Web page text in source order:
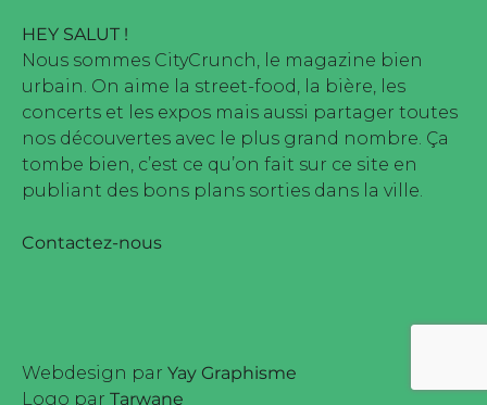
HEY SALUT !
Nous sommes CityCrunch, le magazine bien
urbain. On aime la street-food, la bière, les
concerts et les expos mais aussi partager toutes
nos découvertes avec le plus grand nombre. Ça
tombe bien, c’est ce qu’on fait sur ce site en
publiant des bons plans sorties dans la ville.
Contactez-nous
Webdesign par Yay Graphisme
Logo par Tarwane